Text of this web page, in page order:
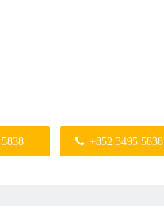
+852 3495 5838